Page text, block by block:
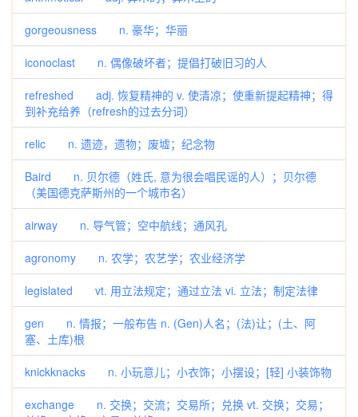
gorgeousness n. 豪华；华丽
iconoclast n. 偶像破坏者；提倡打破旧习的人
refreshed adj. 恢复精神的 v. 使清凉；使重新提起精神；得
到补充给养（refresh的过去分词）
relic n. 遗迹，遗物；废墟；纪念物
Baird n. 贝尔德（姓氏, 意为很会唱民谣的人）；贝尔德
（美国德克萨斯州的一个城市名）
airway n. 导气管；空中航线；通风孔
agronomy n. 农学；农艺学；农业经济学
legislated vt. 用立法规定；通过立法 vi. 立法；制定法律
gen n. 情报；一般布告 n. (Gen)人名；(法)让；(土、阿
塞、土库)根
knickknacks n. 小玩意儿；小衣饰；小摆设；[轻] 小装饰物
exchange n. 交换；交流；交易所；兑换 vt. 交换；交易；